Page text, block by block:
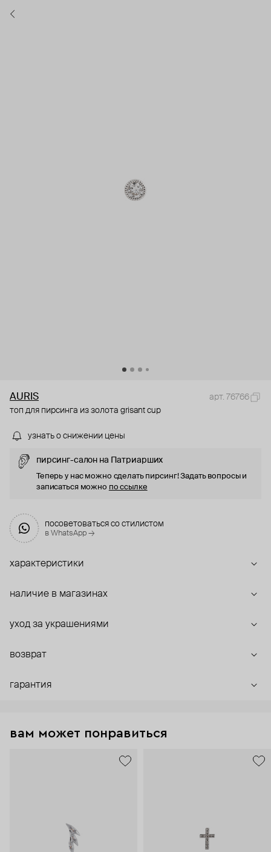
AURIS
арт. 76766
топ для пирсинга из золота grisant cup
узнать о снижении цены
пирсинг-салон на Патриарших
Теперь у нас можно сделать пирсинг! Задать вопросы и
записаться можно по ссылке
посоветоваться со стилистом
в WhatsApp →
характеристики
наличие в магазинах
уход за украшениями
возврат
гарантия
вам может понравиться